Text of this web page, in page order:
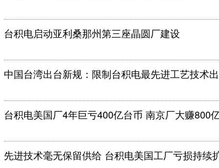
台积电启动亚利桑那州第三座晶圆厂建设
中国台湾出台新规：限制台积电最先进工艺技术
台积电美国厂4年巨亏400亿台币 南京厂大赚800
先进技术毫无保留供给 台积电美国工厂亏损持续